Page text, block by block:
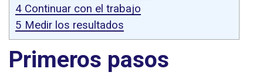
4 Continuar con el trabajo
5 Medir los resultados
Primeros pasos